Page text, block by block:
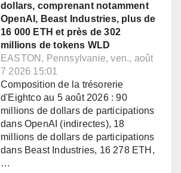
dollars, comprenant notamment
OpenAI, Beast Industries, plus de
16 000 ETH et près de 302
millions de tokens WLD
EASTON, Pennsylvanie, ven., août
7 2026 15:01
Composition de la trésorerie
d'Eightco au 5 août 2026 : 90
millions de dollars de participations
dans OpenAI (indirectes), 18
millions de dollars de participations
dans Beast Industries, 16 278 ETH,
…